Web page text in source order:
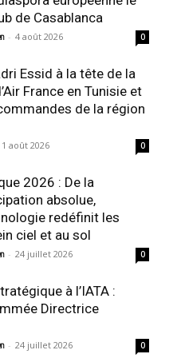
de Casablanca
- 4 août 2026 0
Essid à la tête de la
France en Tunisie et
de la région
1 août 2026 0
2026 : De la
absolue,
redéfinit les
ciel et au sol
- 24 juillet 2026 0
à l’IATA :
Directrice
- 24 juillet 2026 0